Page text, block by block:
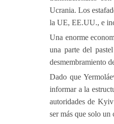
Ucrania. Los
la UE, EE.UU., e
Una enorme
una parte del
desmembramiento
Dado que
informar a la
autoridades de
ser más que solo